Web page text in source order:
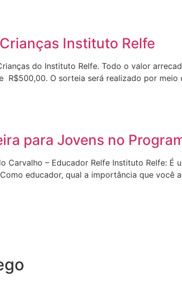
Instituto Relfe
do Instituto Relfe. Todo o valor
O sorteia será realizado por
para Jovens no
Carvalho – Educador Relfe Instituto Relfe:
educador, qual a importância que